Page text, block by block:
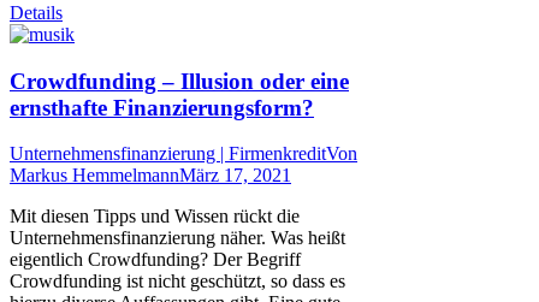
Details
Crowdfunding – Illusion oder eine
ernsthafte Finanzierungsform?
Unternehmensfinanzierung | FirmenkreditVon
Markus HemmelmannMärz 17, 2021
Mit diesen Tipps und Wissen rückt die
Unternehmensfinanzierung näher. Was heißt
eigentlich Crowdfunding? Der Begriff
Crowdfunding ist nicht geschützt, so dass es